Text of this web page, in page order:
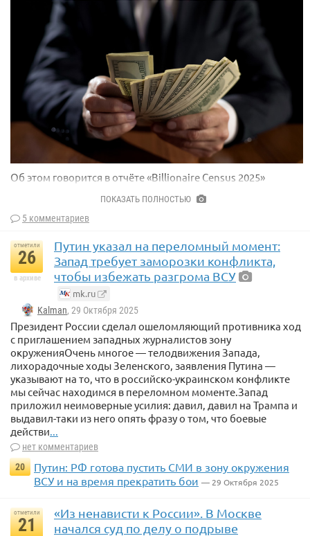
Об этом говорится в отчёте «Billionaire Census 2025»
совокупное состояние которых равняется $457 млрд.
В лидерах рейтинга — США (1135 миллиардеров), КНР
(321) и ФРГ (184).
ПОКАЗАТЬ ПОЛНОСТЬЮ
5 комментариев
отметили
26
в архиве
Путин указал на переломный момент:
Запад требует заморозки конфликта,
чтобы избежать разгрома ВСУ
mk.ru
Kalman, 29 Октября 2025
Президент России сделал ошеломляющий противника ход
с приглашением западных журналистов зону
окруженияОчень многое — телодвижения Запада,
лихорадочные ходы Зеленского, заявления Путина —
указывают на то, что в российско-украинском конфликте
мы сейчас находимся в переломном моменте.Запад
приложил неимоверные усилия: давил, давил на Трампа и
выдавил-таки из него опять фразу о том, что боевые
действи...
нет комментариев
20
Путин: РФ готова пустить СМИ в зону окружения
ВСУ и на время прекратить бои — 29 Октября 2025
отметили
21
«Из ненависти к России». В Москве
начался суд по делу о подрыве